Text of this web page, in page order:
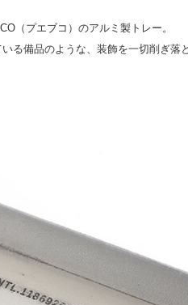
（プエブコ）のアルミ製トレー。
る備品のような、装飾を一切削ぎ落